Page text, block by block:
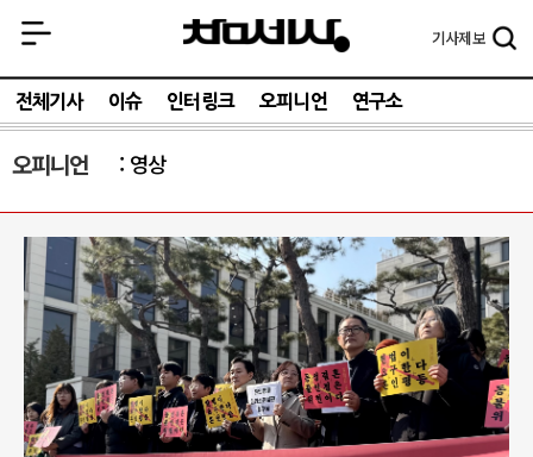
기사제보
전체기사 이슈 인터링크 오피니언 연구소
오피니언 영상